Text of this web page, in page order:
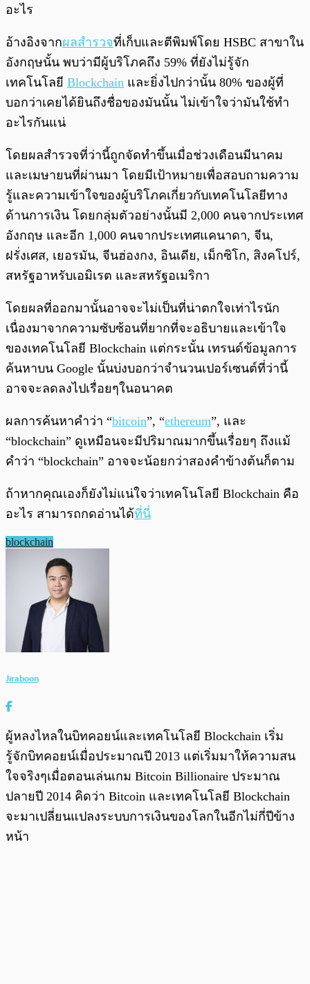
อะไร
อ้างอิงจากผลสำรวจที่เก็บและตีพิมพ์โดย HSBC สาขาใน
อังกฤษนั้น พบว่ามีผู้บริโภคถึง 59% ที่ยังไม่รู้จัก
เทคโนโลยี Blockchain และยิ่งไปกว่านั้น 80% ของผู้ที่
บอกว่าเคยได้ยินถึงชื่อของมันนั้น ไม่เข้าใจว่ามันใช้ทำ
อะไรกันแน่
โดยผลสำรวจที่ว่านี้ถูกจัดทำขึ้นเมื่อช่วงเดือนมีนาคม
และเมษายนที่ผ่านมา โดยมีเป้าหมายเพื่อสอบถามความ
รู้และความเข้าใจของผู้บริโภคเกี่ยวกับเทคโนโลยีทาง
ด้านการเงิน โดยกลุ่มตัวอย่างนั้นมี 2,000 คนจากประเทศ
อังกฤษ และอีก 1,000 คนจากประเทศแคนาดา, จีน,
ฝรั่งเศส, เยอรมัน, จีนฮ่องกง, อินเดีย, เม็กซิโก, สิงคโปร์,
สหรัฐอาหรับเอมิเรต และสหรัฐอเมริกา
โดยผลที่ออกมานั้นอาจจะไม่เป็นที่น่าตกใจเท่าไรนัก
เนื่องมาจากความซับซ้อนที่ยากที่จะอธิบายและเข้าใจ
ของเทคโนโลยี Blockchain แต่กระนั้น เทรนด์ข้อมูลการ
ค้นหาบน Google นั้นบ่งบอกว่าจำนวนเปอร์เซนต์ที่ว่านี้
อาจจะลดลงไปเรื่อยๆในอนาคต
ผลการค้นหาคำว่า “bitcoin”, “ethereum”, และ
“blockchain” ดูเหมือนจะมีปริมาณมากขึ้นเรื่อยๆ ถึงแม้
คำว่า “blockchain” อาจจะน้อยกว่าสองคำข้างต้นก็ตาม
ถ้าหากคุณเองก็ยังไม่แน่ใจว่าเทคโนโลยี Blockchain คือ
อะไร สามารถกดอ่านได้ที่นี่
blockchain
Jiraboon
ผู้หลงไหลในบิทคอยน์และเทคโนโลยี Blockchain เริ่ม
รู้จักบิทคอยน์เมื่อประมาณปี 2013 แต่เริ่มมาให้ความสน
ใจจริงๆเมื่อตอนเล่นเกม Bitcoin Billionaire ประมาณ
ปลายปี 2014 คิดว่า Bitcoin และเทคโนโลยี Blockchain
จะมาเปลี่ยนแปลงระบบการเงินของโลกในอีกไม่กี่ปีข้าง
หน้า